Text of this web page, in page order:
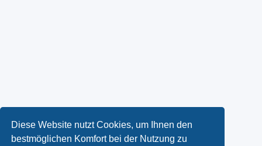
Diese Website nutzt Cookies, um Ihnen den
bestmöglichen Komfort bei der Nutzung zu